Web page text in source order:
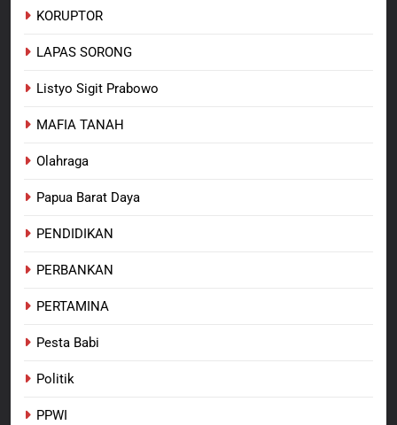
KORUPTOR
LAPAS SORONG
Listyo Sigit Prabowo
MAFIA TANAH
Olahraga
Papua Barat Daya
PENDIDIKAN
PERBANKAN
PERTAMINA
Pesta Babi
Politik
PPWI